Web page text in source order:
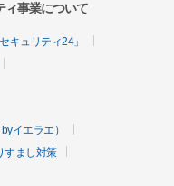
ィ事業について
キュリティ24」
イエラエ）
すまし対策